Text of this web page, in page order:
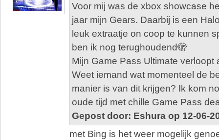
Voor mij was de xbox showcase
jaar mijn Gears. Daarbij is een
leuk extraatje on coop te kunnen
ben ik nog terughoudend🫣
Mijn Game Pass Ultimate verloopt
Weet iemand wat momenteel de
manier is van dit krijgen? Ik kom
oude tijd met chille Game Pass
Gepost door: Eshura op 12-06-
met Bing is het weer mogelijk